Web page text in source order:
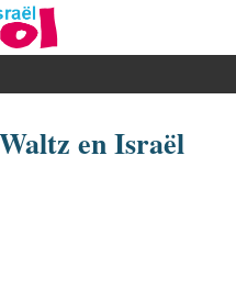
en Israël